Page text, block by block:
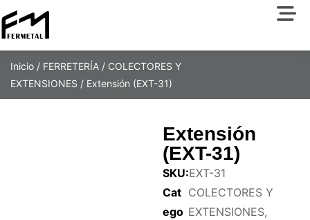
Inicio / FERRETERÍA / COLECTORES Y
EXTENSIONES / Extensión (EXT-31)
Extensión
(EXT-31)
SKU:EXT-31
Cat
ego
COLECTORES Y
EXTENSIONES,